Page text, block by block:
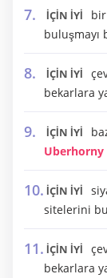
İÇİN İYİ
buluşmayı
İÇİN İYİ
bekarlara
İÇİN İYİ
Uberhorny
İÇİN İYİ
sitelerini
İÇİN İYİ
bekarlara